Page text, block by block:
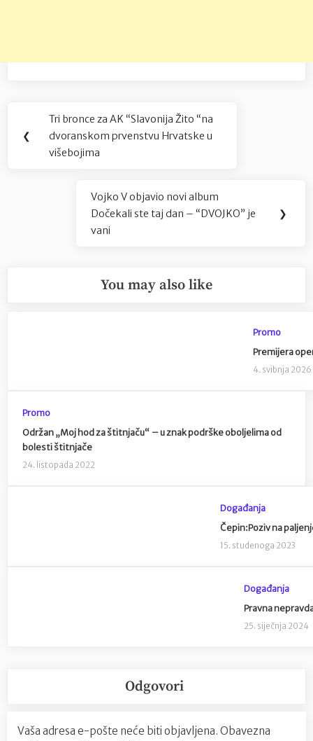
Navigacija
objava
❮
Previous
Post:
Tri bronce za AK “Slavonija Žito “na
dvoranskom prvenstvu Hrvatske u
višebojima
Next
Post:
Vojko V objavio novi album
Dočekali ste taj dan – “DVOJKO” je
vani
❯
You may also like
Promo
Premijera
4. svibnja 2026
Promo
Održan „Moj hod za štitnjaču“ – u znak podrške oboljelima od
bolesti štitnjače
24. listopada 2022
Događanja
Čepin:Poziv na
15. studenoga 2023
Događanja
Pravna
25. siječnja 2024
Odgovori
Vaša adresa e-pošte neće biti objavljena. Obavezna